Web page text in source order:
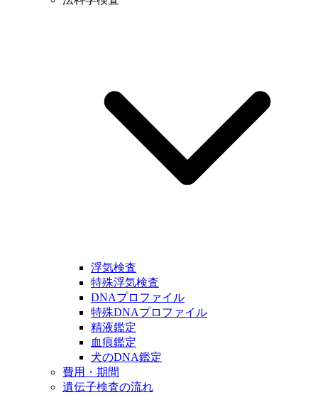
浮気検査
特殊浮気検査
DNAプロファイル
特殊DNAプロファイル
精液鑑定
血痕鑑定
犬のDNA鑑定
費用・期間
遺伝子検査の流れ